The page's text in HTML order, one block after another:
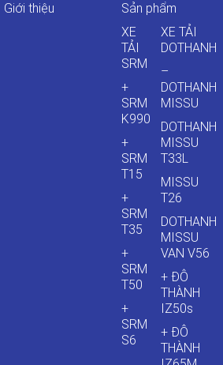
Giới thiệu
Sản phẩm
XE
TẢI
SRM
+
SRM
K990
+
SRM
T15
+
SRM
T35
+
SRM
T50
+
SRM
S6
XE TẢI
DOTHANH
–
DOTHANH
MISSU
DOTHANH
MISSU
T33L
MISSU
T26
DOTHANH
MISSU
VAN V56
+ ĐÔ
THÀNH
IZ50s
+ ĐÔ
THÀNH